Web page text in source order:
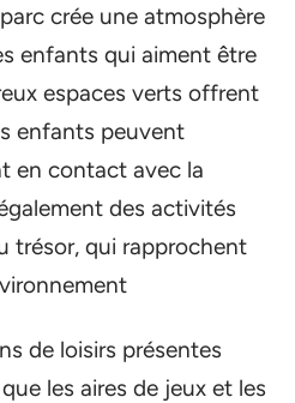
crée une atmosphère
enfants qui aiment être
espaces verts offrent
enfants peuvent
en contact avec la
des activités
trésor, qui rapprochent
de loisirs présentes
les aires de jeux et les